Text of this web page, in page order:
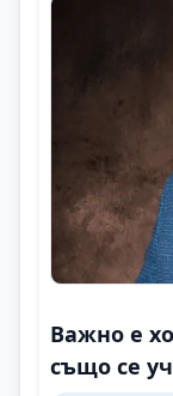
Важно е
също се